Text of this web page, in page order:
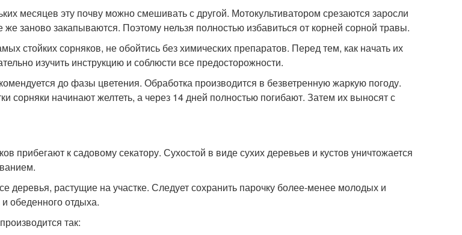
месяцев эту почву можно смешивать с другой. Мотокультиватором срезаются заросли
же заново закапываются. Поэтому нельзя полностью избавиться от корней сорной травы.
стойких сорняков, не обойтись без химических препаратов. Перед тем, как начать их
изучить инструкцию и соблюсти все предосторожности.
до фазы цветения. Обработка производится в безветренную жаркую погоду.
сорняки начинают желтеть, а через 14 дней полностью погибают. Затем их выносят с
прибегают к садовому секатору. Сухостой в виде сухих деревьев и кустов уничтожается
деревья, растущие на участке. Следует сохранить парочку более-менее молодых и
обеденного отдыха.
так: